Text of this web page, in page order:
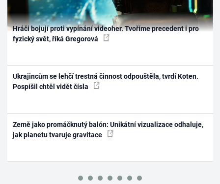
Hráči bojují proti vypínání videoher. Tvoříme precedent i pro
fyzický svět, říká Gregorová
Ukrajincům se lehčí trestná činnost odpouštěla, tvrdí Koten.
Pospíšil chtěl vidět čísla
Země jako promáčknutý balón: Unikátní vizualizace odhaluje,
jak planetu tvaruje gravitace